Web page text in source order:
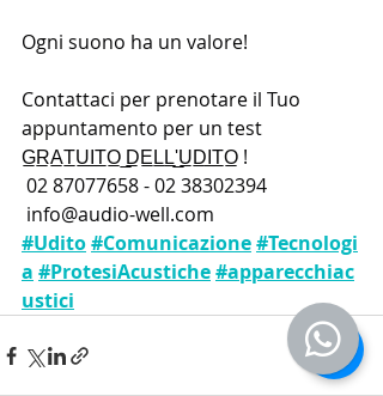
Ogni suono ha un valore!
Contattaci per prenotare il Tuo
appuntamento per un test
G̲R̲A̲T̲U̲I̲T̲O̲ ̲D̲E̲L̲L̲'̲U̲D̲I̲T̲O̲ !
02 87077658 - 02 38302394
info@audio-well.com
#Udito#Comunicazione#Tecnologi
a #ProtesiAcustiche#apparecchiac
ustici